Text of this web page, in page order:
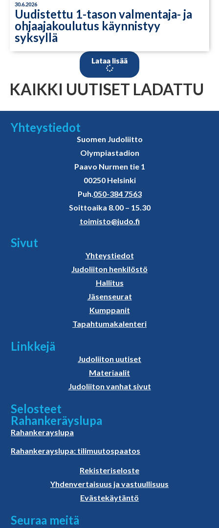
30.6.2026
Uudistettu 1-tason valmentaja- ja
ohjaajakoulutus käynnistyy
syksyllä
Lataa lisää
KAIKKI UUTISET LADATTU
Yhteystiedot
Suomen Judoliitto
Olympiastadion
Paavo Nurmen tie 1
00250 Helsinki
Puh. 050-384 7563
Soittoaika 8.00 – 15.30
toimisto@judo.fi
Sivut
Yhteystiedot
Judoliiton henkilöstö
Hallitus
Jäsenseurat
Kumppanit
Tapahtumakalenteri
Linkkejä
Judoliiton uutiset
Materiaalit
Judoliiton vanhat sivut
Selosteet
Rahankeräyslupa
Rahankerayslupa
Rahankerayslupa: tilimuutospaatos
Rekisteriseloste
Yhdenvertaisuus ja vastuullisuus
Evästekäytäntö
Seuraa meitä